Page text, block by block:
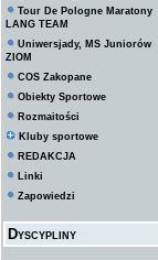
Tour De Pologne Maratony
LANG TEAM
Uniwersjady, MS Juniorów
ZIOM
COS Zakopane
Obiekty Sportowe
Rozmaitości
Kluby sportowe
REDAKCJA
Linki
Zapowiedzi
Dyscypliny